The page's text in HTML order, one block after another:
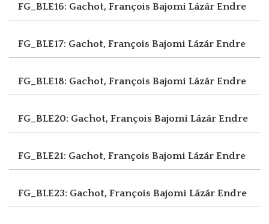
FG_BLE16: Gachot, François Bajomi Lázár Endre
FG_BLE17: Gachot, François Bajomi Lázár Endre
FG_BLE18: Gachot, François Bajomi Lázár Endre
FG_BLE20: Gachot, François Bajomi Lázár Endre
FG_BLE21: Gachot, François Bajomi Lázár Endre
FG_BLE23: Gachot, François Bajomi Lázár Endre